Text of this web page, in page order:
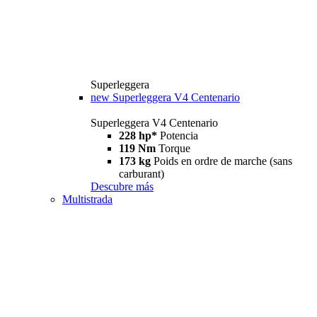
Superleggera
new Superleggera V4 Centenario
Superleggera V4 Centenario
228 hp* Potencia
119 Nm Torque
173 kg Poids en ordre de marche (sans
carburant)
Descubre más
Multistrada